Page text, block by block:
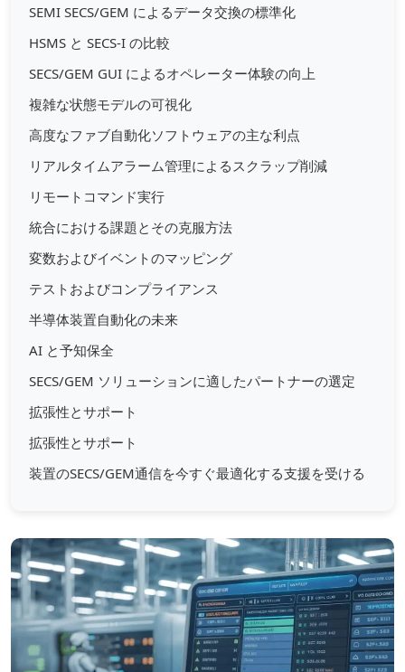
SEMI SECS/GEM によるデータ交換の標準化
HSMS と SECS-I の比較
SECS/GEM GUI によるオペレーター体験の向上
複雑な状態モデルの可視化
高度なファブ自動化ソフトウェアの主な利点
リアルタイムアラーム管理によるスクラップ削減
リモートコマンド実行
統合における課題とその克服方法
変数およびイベントのマッピング
テストおよびコンプライアンス
半導体装置自動化の未来
AI と予知保全
SECS/GEM ソリューションに適したパートナーの選定
拡張性とサポート
拡張性とサポート
装置のSECS/GEM通信を今すぐ最適化する支援を受ける